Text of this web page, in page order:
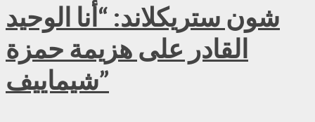
شون ستريكلاند: “أنا الوحيد
القادر على هزيمة حمزة
شيماييف”